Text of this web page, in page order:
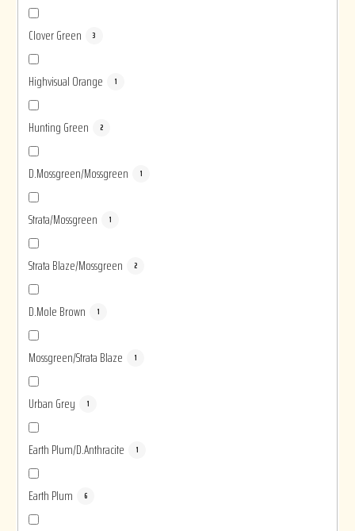
Clover Green 3
Highvisual Orange 1
Hunting Green 2
D.Mossgreen/Mossgreen 1
Strata/Mossgreen 1
Strata Blaze/Mossgreen 2
D.Mole Brown 1
Mossgreen/Strata Blaze 1
Urban Grey 1
Earth Plum/D.Anthracite 1
Earth Plum 6